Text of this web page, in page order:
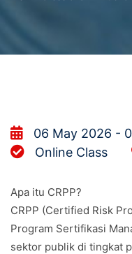
06 May 2026 -
Online Class
Apa itu CRPP?
CRPP (Certified Risk
Program Sertifikasi
sektor publik di tingkat